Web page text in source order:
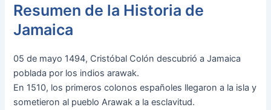
Resumen de la Historia de
Jamaica
05 de mayo 1494, Cristóbal Colón descubrió a Jamaica
poblada por los indios arawak.
En 1510, los primeros colonos españoles llegaron a la isla y
sometieron al pueblo Arawak a la esclavitud.